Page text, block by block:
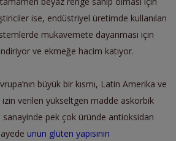
ise, endüstriyel üretimde kullanılan
mukavemete dayanması için
ve ekmeğe hacim katıyor.
büyük bir kısmı, Latin Amerika ve
izin verilen yükseltgen madde askorbik
sanayinde pek çok üründe antioksidan
unun glüten yapısının